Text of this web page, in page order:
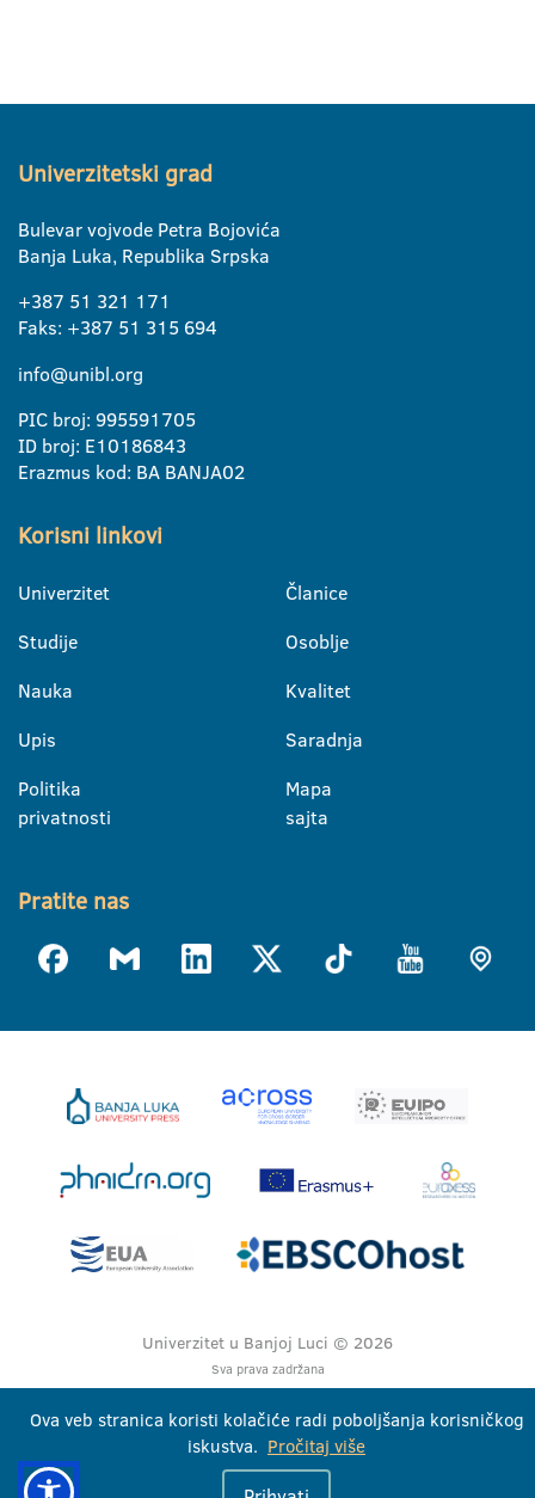
Univerzitetski grad
Bulevar vojvode Petra Bojovića
Banja Luka, Republika Srpska
+387 51 321 171
Faks: +387 51 315 694
info@unibl.org
PIC broj: 995591705
ID broj: E10186843
Erazmus kod: BA BANJA02
Korisni linkovi
Univerzitet
Studije
Nauka
Upis
Politika
privatnosti
Članice
Osoblje
Kvalitet
Saradnja
Mapa
sajta
Pratite nas
Univerzitet u Banjoj Luci © 2026
Sva prava zadržana
Ova veb stranica koristi kolačiće radi poboljšanja korisničkog
iskustva. Pročitaj više